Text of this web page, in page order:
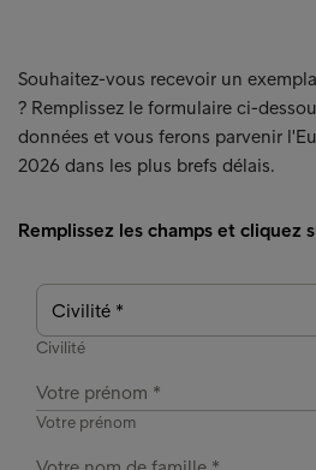
Souhaitez-vous recevoir un
? Remplissez le formulaire ci-
données et vous ferons parvenir
2026 dans les plus brefs délais.
Remplissez les champs et cliquez